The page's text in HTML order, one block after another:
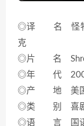
◎译 名 怪物史
克
◎片 名
◎年 代
◎产 地 美
◎类 别 喜剧 /
◎语 言 国